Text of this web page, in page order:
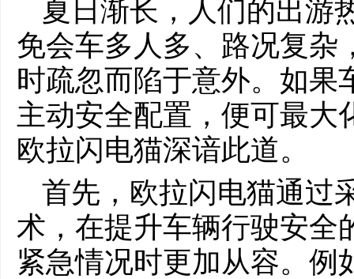
夏日渐长，人们的出游
免会车多人多、路况复杂
时疏忽而陷于意外。如果
主动安全配置，便可最大
欧拉闪电猫深谙此道。
首先，欧拉闪电猫通过
术，在提升车辆行驶安全
紧急情况时更加从容。例